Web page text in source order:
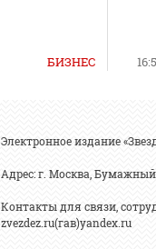
БИЗНЕС
Электронное издание
Адрес: г. Москва, Бумажный
Контакты для связи,
zvezdez.ru(гав)yandex.ru